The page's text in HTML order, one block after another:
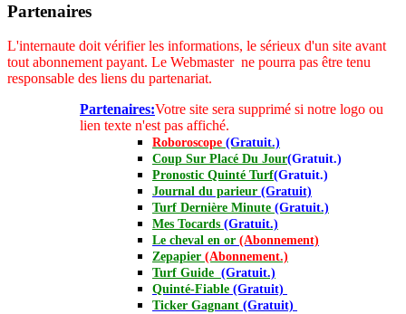
Partenaires
L'internaute doit vérifier les informations, le sérieux d'un site avant
tout abonnement payant. Le Webmaster ne pourra pas être tenu
responsable des liens du partenariat.
Partenaires:Votre site sera supprimé si notre logo ou
lien texte n'est pas affiché.
Roboroscope (Gratuit.)
Coup Sur Placé Du Jour(Gratuit.)
Pronostic Quinté Turf(Gratuit.)
Journal du parieur (Gratuit)
Turf Dernière Minute (Gratuit.)
Mes Tocards (Gratuit.)
Le cheval en or (Abonnement)
Zepapier (Abonnement.)
Turf Guide (Gratuit.)
Quinté-Fiable (Gratuit)
Ticker Gagnant (Gratuit)